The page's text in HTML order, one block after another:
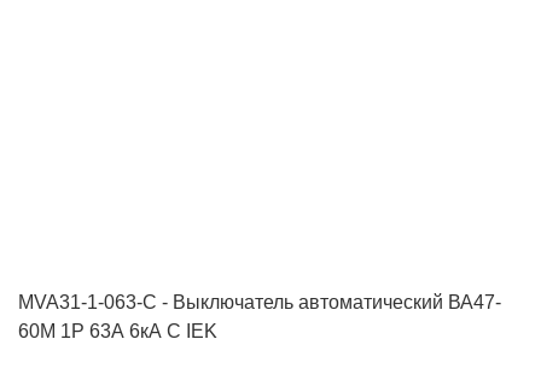
MVA31-1-063-C - Выключатель автоматический ВА47-
60M 1Р 63А 6кА С IEK